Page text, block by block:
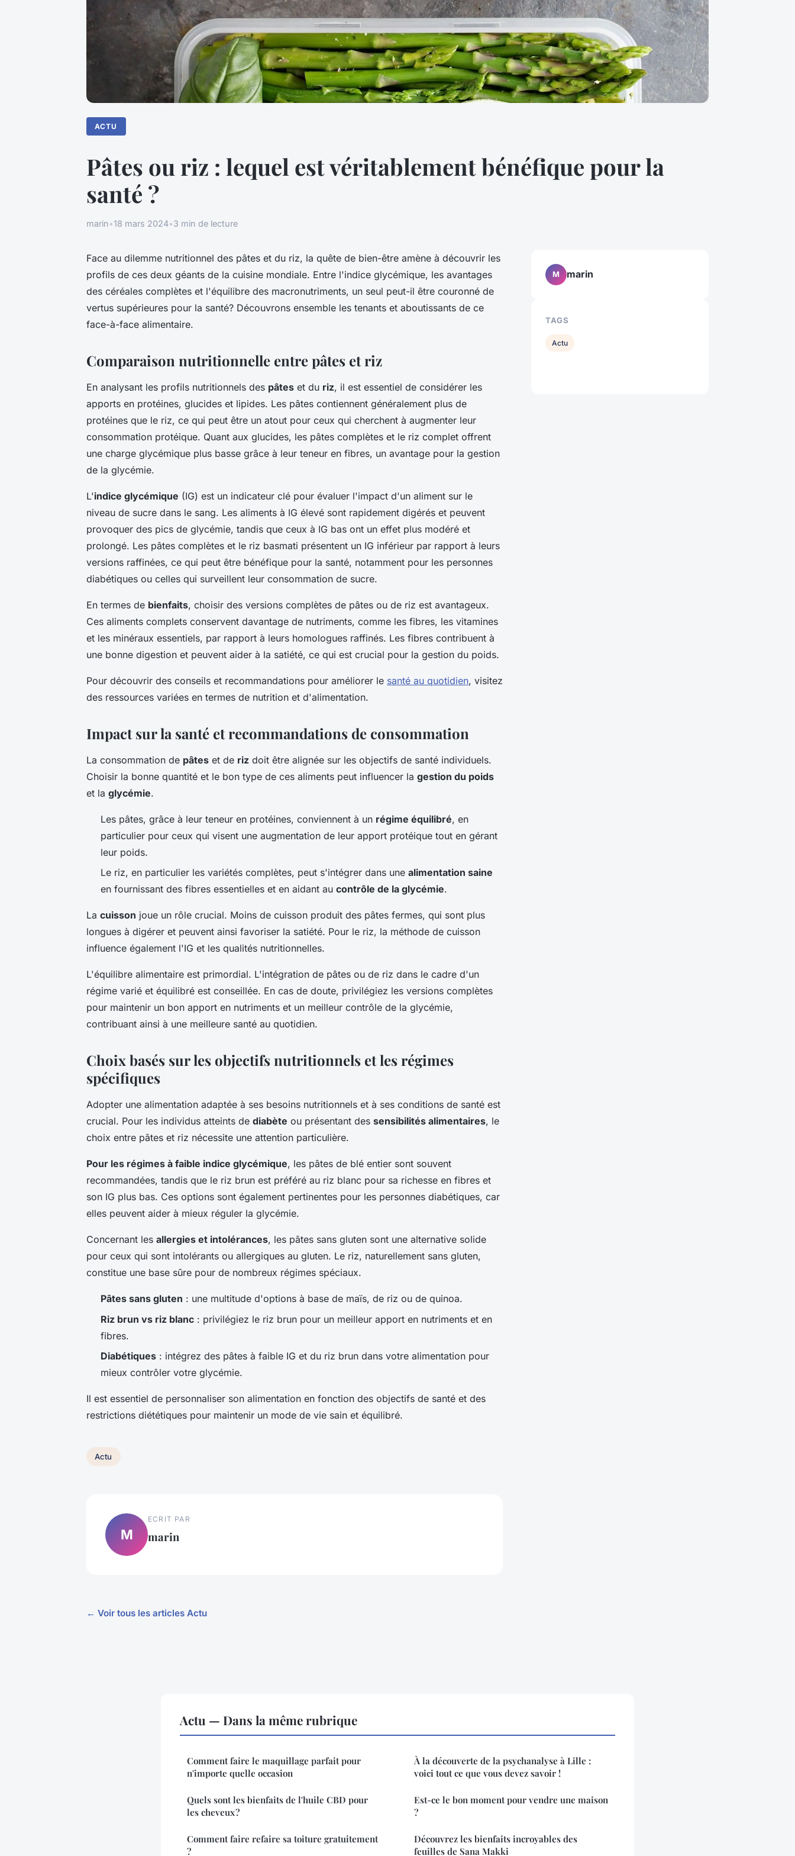
ACTU
Pâtes ou riz : lequel est véritablement bénéfique pour la
santé ?
marin•18 mars 2024•3 min de lecture
Face au dilemme nutritionnel des pâtes et du riz, la quête de bien-être amène à découvrir les
profils de ces deux géants de la cuisine mondiale. Entre l'indice glycémique, les avantages
des céréales complètes et l'équilibre des macronutriments, un seul peut-il être couronné de
vertus supérieures pour la santé? Découvrons ensemble les tenants et aboutissants de ce
face-à-face alimentaire.
Comparaison nutritionnelle entre pâtes et riz
En analysant les profils nutritionnels des pâtes et du riz, il est essentiel de considérer les
apports en protéines, glucides et lipides. Les pâtes contiennent généralement plus de
protéines que le riz, ce qui peut être un atout pour ceux qui cherchent à augmenter leur
consommation protéique. Quant aux glucides, les pâtes complètes et le riz complet offrent
une charge glycémique plus basse grâce à leur teneur en fibres, un avantage pour la gestion
de la glycémie.
L'indice glycémique (IG) est un indicateur clé pour évaluer l'impact d'un aliment sur le
niveau de sucre dans le sang. Les aliments à IG élevé sont rapidement digérés et peuvent
provoquer des pics de glycémie, tandis que ceux à IG bas ont un effet plus modéré et
prolongé. Les pâtes complètes et le riz basmati présentent un IG inférieur par rapport à leurs
versions raffinées, ce qui peut être bénéfique pour la santé, notamment pour les personnes
diabétiques ou celles qui surveillent leur consommation de sucre.
En termes de bienfaits, choisir des versions complètes de pâtes ou de riz est avantageux.
Ces aliments complets conservent davantage de nutriments, comme les fibres, les vitamines
et les minéraux essentiels, par rapport à leurs homologues raffinés. Les fibres contribuent à
une bonne digestion et peuvent aider à la satiété, ce qui est crucial pour la gestion du poids.
Pour découvrir des conseils et recommandations pour améliorer le santé au quotidien, visitez
des ressources variées en termes de nutrition et d'alimentation.
Impact sur la santé et recommandations de consommation
La consommation de pâtes et de riz doit être alignée sur les objectifs de santé individuels.
Choisir la bonne quantité et le bon type de ces aliments peut influencer la gestion du poids
et la glycémie.
Les pâtes, grâce à leur teneur en protéines, conviennent à un régime équilibré, en
particulier pour ceux qui visent une augmentation de leur apport protéique tout en gérant
leur poids.
Le riz, en particulier les variétés complètes, peut s'intégrer dans une alimentation saine
en fournissant des fibres essentielles et en aidant au contrôle de la glycémie.
La cuisson joue un rôle crucial. Moins de cuisson produit des pâtes fermes, qui sont plus
longues à digérer et peuvent ainsi favoriser la satiété. Pour le riz, la méthode de cuisson
influence également l'IG et les qualités nutritionnelles.
L'équilibre alimentaire est primordial. L'intégration de pâtes ou de riz dans le cadre d'un
régime varié et équilibré est conseillée. En cas de doute, privilégiez les versions complètes
pour maintenir un bon apport en nutriments et un meilleur contrôle de la glycémie,
contribuant ainsi à une meilleure santé au quotidien.
Choix basés sur les objectifs nutritionnels et les régimes
spécifiques
Adopter une alimentation adaptée à ses besoins nutritionnels et à ses conditions de santé est
crucial. Pour les individus atteints de diabète ou présentant des sensibilités alimentaires, le
choix entre pâtes et riz nécessite une attention particulière.
Pour les régimes à faible indice glycémique, les pâtes de blé entier sont souvent
recommandées, tandis que le riz brun est préféré au riz blanc pour sa richesse en fibres et
son IG plus bas. Ces options sont également pertinentes pour les personnes diabétiques, car
elles peuvent aider à mieux réguler la glycémie.
Concernant les allergies et intolérances, les pâtes sans gluten sont une alternative solide
pour ceux qui sont intolérants ou allergiques au gluten. Le riz, naturellement sans gluten,
constitue une base sûre pour de nombreux régimes spéciaux.
Pâtes sans gluten : une multitude d'options à base de maïs, de riz ou de quinoa.
Riz brun vs riz blanc : privilégiez le riz brun pour un meilleur apport en nutriments et en
fibres.
Diabétiques : intégrez des pâtes à faible IG et du riz brun dans votre alimentation pour
mieux contrôler votre glycémie.
Il est essentiel de personnaliser son alimentation en fonction des objectifs de santé et des
restrictions diététiques pour maintenir un mode de vie sain et équilibré.
Actu
M
ECRIT PAR
marin
← Voir tous les articles Actu
M marin
TAGS
Actu
Actu — Dans la même rubrique
Comment faire le maquillage parfait pour
n'importe quelle occasion
Quels sont les bienfaits de l'huile CBD pour
les cheveux ?
Comment faire refaire sa toiture gratuitement
?
À la découverte de la psychanalyse à Lille :
voici tout ce que vous devez savoir !
Est-ce le bon moment pour vendre une maison
?
Découvrez les bienfaits incroyables des
feuilles de Sana Makki